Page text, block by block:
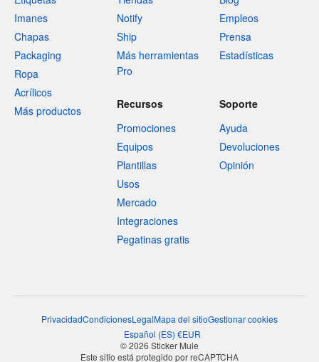
Imanes
Chapas
Packaging
Ropa
Acrílicos
Más productos
Notify
Ship
Más herramientas
Pro
Empleos
Prensa
Estadísticas
Recursos
Promociones
Equipos
Plantillas
Usos
Mercado
Integraciones
Pegatinas gratis
Soporte
Ayuda
Devoluciones
Opinión
PrivacidadCondicionesLegalMapa del sitioGestionar cookies
Español (ES) €EUR
© 2026 Sticker Mule
Este sitio está protegido por reCAPTCHA